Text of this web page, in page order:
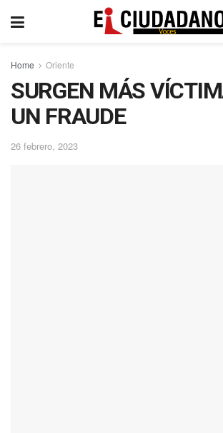
Home Oriente
SURGEN MÁS
UN FRAUDE
26 febrero, 2023